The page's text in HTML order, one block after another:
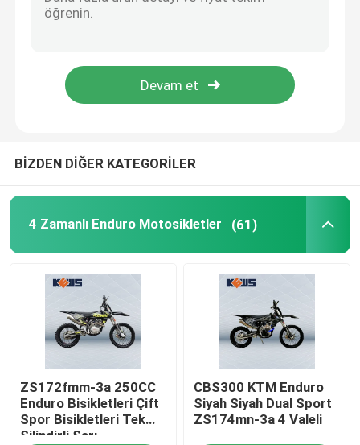
BİZDEN DİĞER KATEGORİLER
4 Zamanlı Enduro Motosikletler (61)
ZS172fmm-3a 250CC
Enduro Bisikletleri Çift
Spor Bisikletleri Tek
Silindirli Sarı
CBS300 KTM Enduro
Siyah Siyah Dual Sport
ZS174mn-3a 4 Valeli